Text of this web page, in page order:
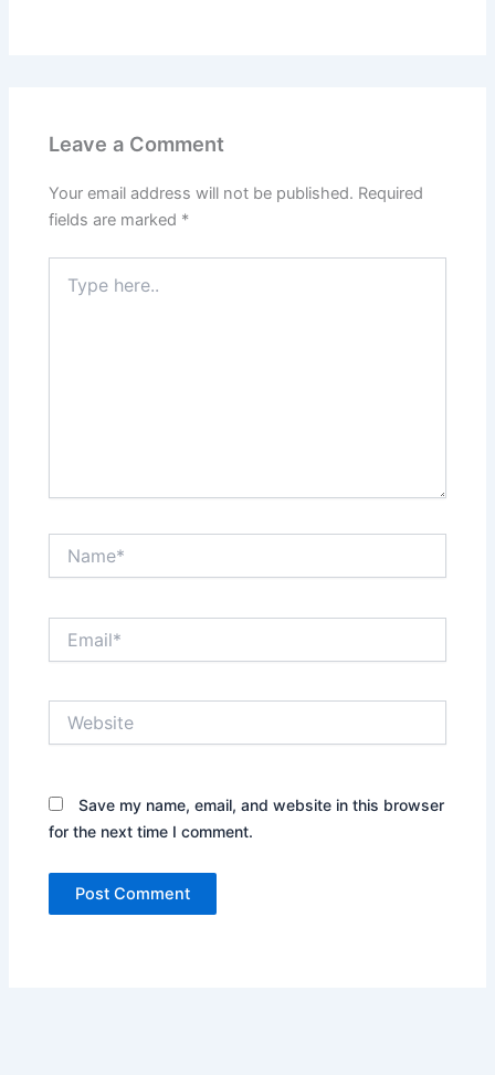
Leave a Comment
Your email address will not be published. Required
fields are marked *
here..
Save my name, email, and website in this browser
for the next time I comment.